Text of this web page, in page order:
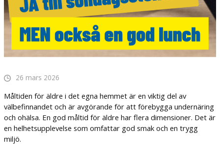
26 mars 2026
Måltiden för äldre i det egna hemmet är en viktig del av
välbefinnandet och är avgörande för att förebygga undernäring
och ohälsa. En god måltid för äldre har flera dimensioner. Det är
en helhetsupplevelse som omfattar god smak och en trygg
miljö.